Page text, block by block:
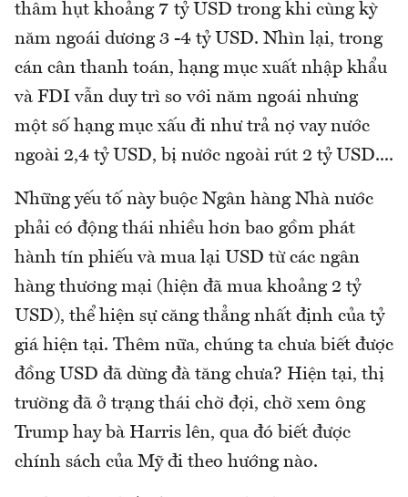
thâm hụt khoảng 7 tỷ USD trong khi cùng kỳ
năm ngoái dương 3 -4 tỷ USD. Nhìn lại, trong
cán cân thanh toán, hạng mục xuất nhập khẩu
và FDI vẫn duy trì so với năm ngoái nhưng
một số hạng mục xấu đi như trả nợ vay nước
ngoài 2,4 tỷ USD, bị nước ngoài rút 2 tỷ USD....
Những yếu tố này buộc Ngân hàng Nhà nước
phải có động thái nhiều hơn bao gồm phát
hành tín phiếu và mua lại USD từ các ngân
hàng thương mại (hiện đã mua khoảng 2 tỷ
USD), thể hiện sự căng thẳng nhất định của tỷ
giá hiện tại. Thêm nữa, chúng ta chưa biết được
đồng USD đã dừng đà tăng chưa? Hiện tại, thị
trường đã ở trạng thái chờ đợi, chờ xem ông
Trump hay bà Harris lên, qua đó biết được
chính sách của Mỹ đi theo hướng nào.